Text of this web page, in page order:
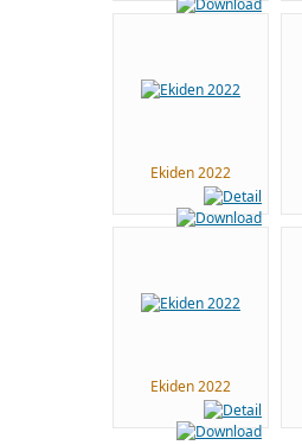
Ekiden 2022
Ekiden 2022